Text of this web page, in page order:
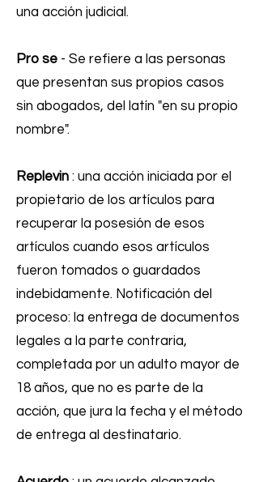
una acción judicial.
Pro se - Se refiere a las personas
que presentan sus propios casos
sin abogados, del latín "en su propio
nombre".
Replevin : una acción iniciada por el
propietario de los artículos para
recuperar la posesión de esos
artículos cuando esos artículos
fueron tomados o guardados
indebidamente. Notificación del
proceso: la entrega de documentos
legales a la parte contraria,
completada por un adulto mayor de
18 años, que no es parte de la
acción, que jura la fecha y el método
de entrega al destinatario.